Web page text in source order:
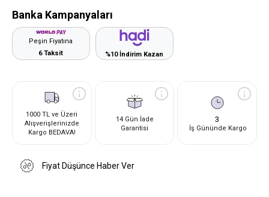
Banka Kampanyaları
Peşin Fiyatına
6 Taksit
%10 İndirim Kazan
1000 TL ve Üzeri
Alışverişlerinizde
Kargo BEDAVA!
14 Gün İade
Garantisi
3
İş Gününde Kargo
Fiyat Düşünce Haber Ver